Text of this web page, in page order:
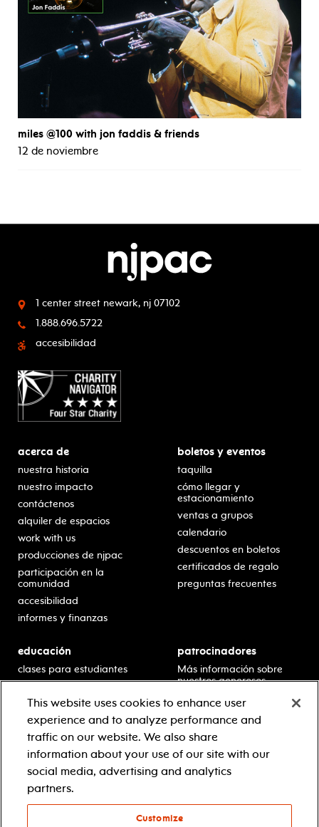
miles @100 with jon faddis & friends
12 de noviembre
1 center street newark, nj 07102
1.888.696.5722
accesibilidad
acerca de
nuestra historia
nuestro impacto
contáctenos
alquiler de espacios
work with us
producciones de njpac
participación en la
comunidad
accesibilidad
informes y finanzas
boletos y eventos
taquilla
cómo llegar y
estacionamiento
ventas a grupos
calendario
descuentos en boletos
certificados de regalo
preguntas frecuentes
educación
clases para estudiantes
escolar
residencias en escuelas
desarrollo profesional
recursos para docentes
comuníquese con el
equipo educativo
patrocinadores
Más información sobre
nuestros generosos
This website uses cookies to enhance user
experience and to analyze performance and
traffic on our website. We also share
information about your use of our site with our
social media, advertising and analytics
partners.
Customize